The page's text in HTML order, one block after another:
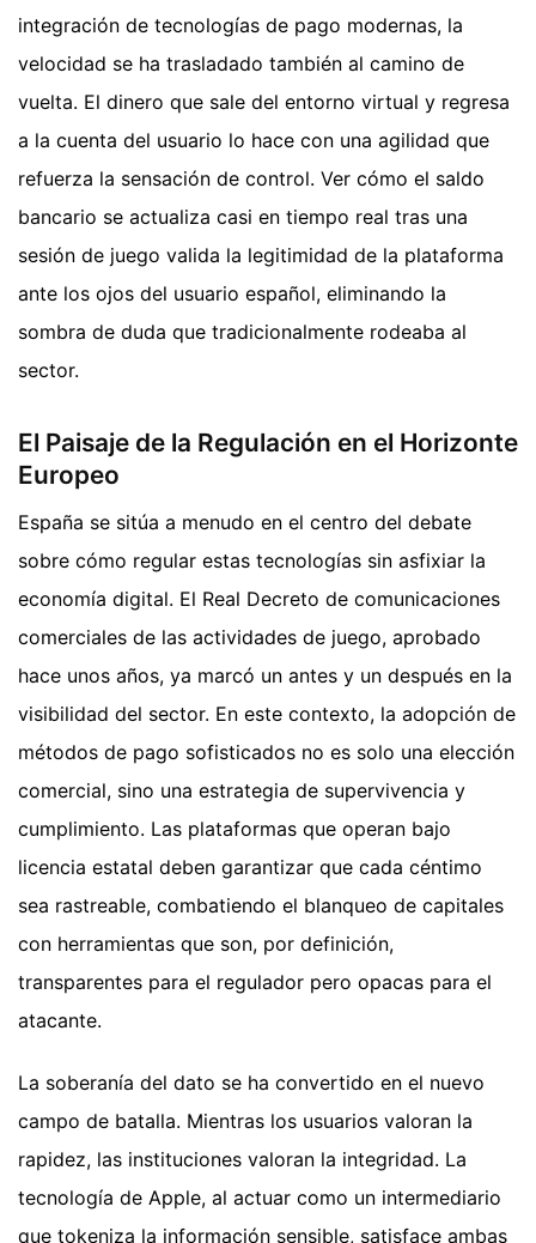
integración de tecnologías de pago modernas, la
velocidad se ha trasladado también al camino de
vuelta. El dinero que sale del entorno virtual y regresa
a la cuenta del usuario lo hace con una agilidad que
refuerza la sensación de control. Ver cómo el saldo
bancario se actualiza casi en tiempo real tras una
sesión de juego valida la legitimidad de la plataforma
ante los ojos del usuario español, eliminando la
sombra de duda que tradicionalmente rodeaba al
sector.
El Paisaje de la Regulación en el Horizonte
Europeo
España se sitúa a menudo en el centro del debate
sobre cómo regular estas tecnologías sin asfixiar la
economía digital. El Real Decreto de comunicaciones
comerciales de las actividades de juego, aprobado
hace unos años, ya marcó un antes y un después en la
visibilidad del sector. En este contexto, la adopción de
métodos de pago sofisticados no es solo una elección
comercial, sino una estrategia de supervivencia y
cumplimiento. Las plataformas que operan bajo
licencia estatal deben garantizar que cada céntimo
sea rastreable, combatiendo el blanqueo de capitales
con herramientas que son, por definición,
transparentes para el regulador pero opacas para el
atacante.
La soberanía del dato se ha convertido en el nuevo
campo de batalla. Mientras los usuarios valoran la
rapidez, las instituciones valoran la integridad. La
tecnología de Apple, al actuar como un intermediario
que tokeniza la información sensible, satisface ambas